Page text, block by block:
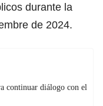
durante la
de 2024.
continuar diálogo con el